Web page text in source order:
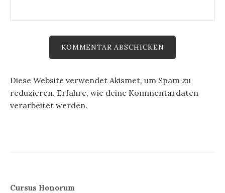
Diese Website verwendet Akismet, um Spam zu
reduzieren. Erfahre, wie deine Kommentardaten
verarbeitet werden.
Cursus Honorum